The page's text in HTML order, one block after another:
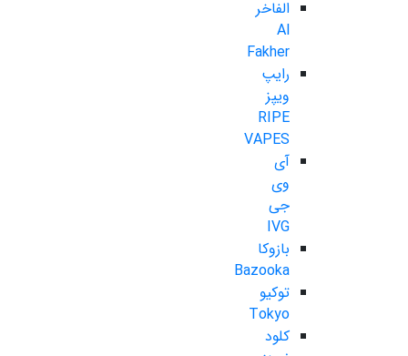
الفاخر
Al
Fakher
رایپ
ویپز
RIPE
VAPES
آی
وی
جی
IVG
بازوکا
Bazooka
توکیو
Tokyo
کلود